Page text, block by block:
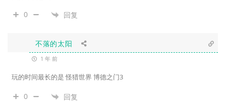
0 回复
不落的太阳
1 年 前
玩的时间最长的是 怪猎世界 博德之门3
0 回复